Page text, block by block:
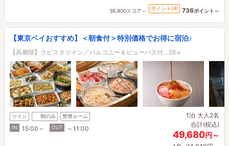
36,800スコア～ ポイントUP 736ポイント～
【東京ベイおすすめ】＜朝食付＞特別価格でお得に宿泊♪
【高層階】ラビスタツイン／バルコニー＆ビューバス付…36㎡
ツイン 朝のみ
禁煙ルーム
IN
15:00～ OUT ～11:00
1泊 大人2名
合計(税込)
49,680円～